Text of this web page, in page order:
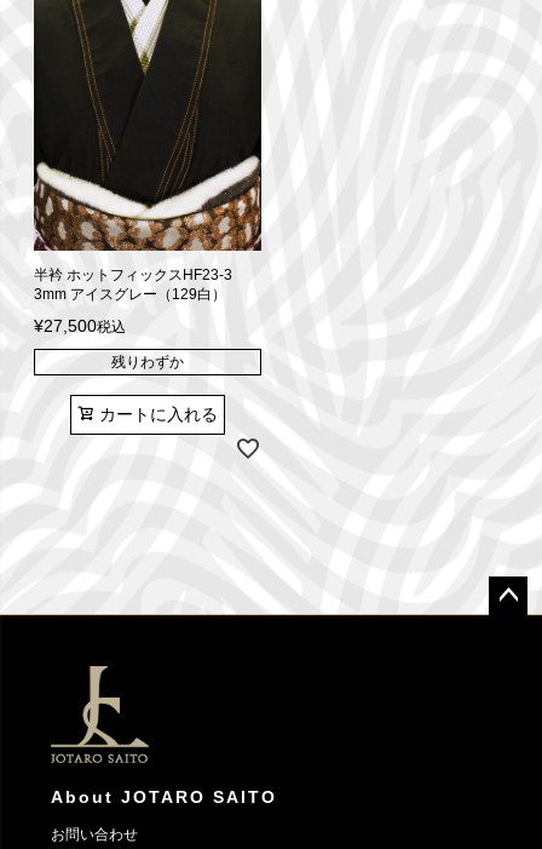
半衿 ホットフィックスHF23-3
3mm アイスグレー（129白）
¥27,500税込
残りわずか
カートに入れる
About JOTARO SAITO
お問い合わせ